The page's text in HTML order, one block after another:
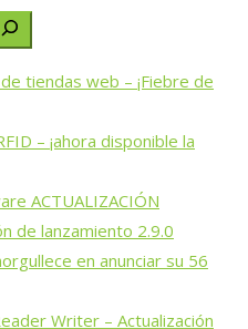
tiendas web – ¡Fiebre de
– ¡ahora disponible la
ACTUALIZACIÓN
de lanzamiento 2.9.0
en anunciar su 56
Writer – Actualización